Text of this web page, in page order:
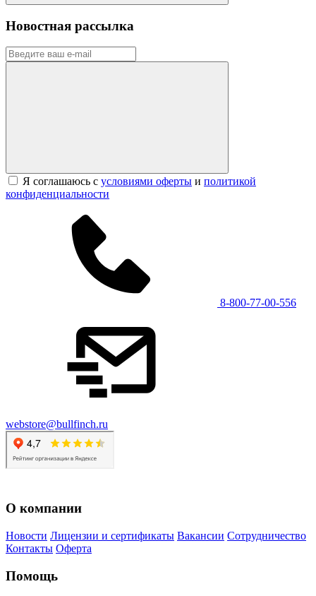
Новостная рассылка
Я соглашаюсь с условиями оферты и политикой
конфиденциальности
8-800-77-00-556
webstore@bullfinch.ru
О компании
Новости Лицензии и сертификаты Вакансии Сотрудничество
Контакты Оферта
Помощь